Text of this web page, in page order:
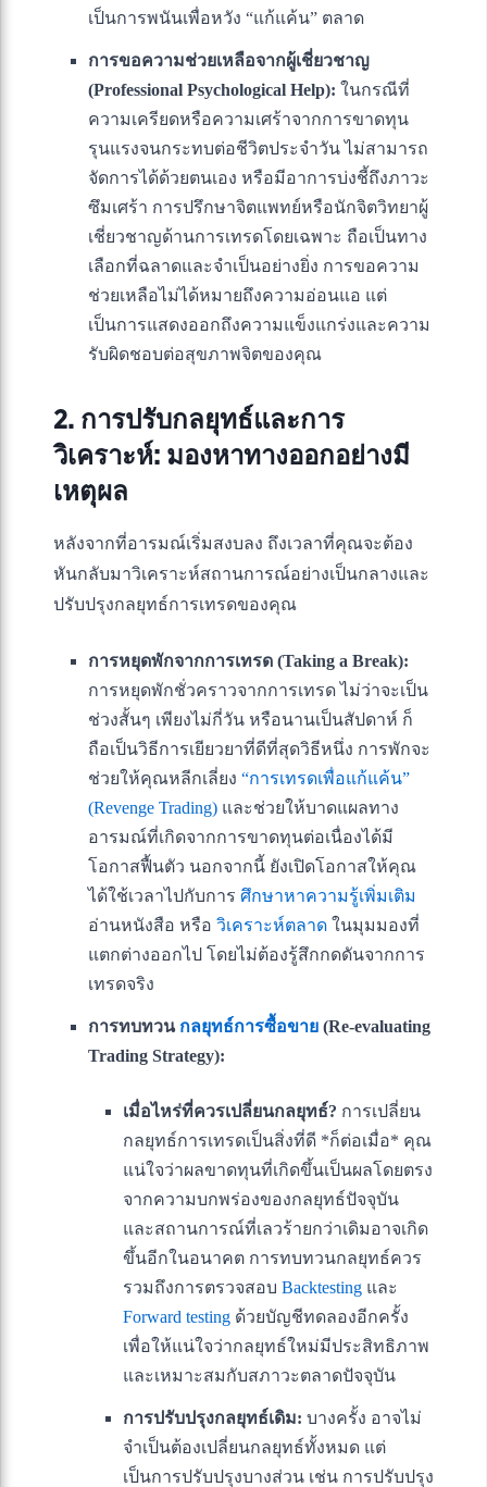
เป็นการพนันเพื่อหวัง “แก้แค้น” ตลาด
การขอความช่วยเหลือจากผู้เชี่ยวชาญ
(Professional Psychological Help): ในกรณีที่
ความเครียดหรือความเศร้าจากการขาดทุน
รุนแรงจนกระทบต่อชีวิตประจำวัน ไม่สามารถ
จัดการได้ด้วยตนเอง หรือมีอาการบ่งชี้ถึงภาวะ
ซึมเศร้า การปรึกษาจิตแพทย์หรือนักจิตวิทยาผู้
เชี่ยวชาญด้านการเทรดโดยเฉพาะ ถือเป็นทาง
เลือกที่ฉลาดและจำเป็นอย่างยิ่ง การขอความ
ช่วยเหลือไม่ได้หมายถึงความอ่อนแอ แต่
เป็นการแสดงออกถึงความแข็งแกร่งและความ
รับผิดชอบต่อสุขภาพจิตของคุณ
2. การปรับกลยุทธ์และการ
วิเคราะห์: มองหาทางออกอย่างมี
เหตุผล
หลังจากที่อารมณ์เริ่มสงบลง ถึงเวลาที่คุณจะต้อง
หันกลับมาวิเคราะห์สถานการณ์อย่างเป็นกลางและ
ปรับปรุงกลยุทธ์การเทรดของคุณ
การหยุดพักจากการเทรด (Taking a Break):
การหยุดพักชั่วคราวจากการเทรด ไม่ว่าจะเป็น
ช่วงสั้นๆ เพียงไม่กี่วัน หรือนานเป็นสัปดาห์ ก็
ถือเป็นวิธีการเยียวยาที่ดีที่สุดวิธีหนึ่ง การพักจะ
ช่วยให้คุณหลีกเลี่ยง “การเทรดเพื่อแก้แค้น”
(Revenge Trading) และช่วยให้บาดแผลทาง
อารมณ์ที่เกิดจากการขาดทุนต่อเนื่องได้มี
โอกาสฟื้นตัว นอกจากนี้ ยังเปิดโอกาสให้คุณ
ได้ใช้เวลาไปกับการ ศึกษาหาความรู้เพิ่มเติม
อ่านหนังสือ หรือ วิเคราะห์ตลาด ในมุมมองที่
แตกต่างออกไป โดยไม่ต้องรู้สึกกดดันจากการ
เทรดจริง
การทบทวน กลยุทธ์การซื้อขาย (Re-evaluating
Trading Strategy):
เมื่อไหร่ที่ควรเปลี่ยนกลยุทธ์? การเปลี่ยน
กลยุทธ์การเทรดเป็นสิ่งที่ดี *ก็ต่อเมื่อ* คุณ
แน่ใจว่าผลขาดทุนที่เกิดขึ้นเป็นผลโดยตรง
จากความบกพร่องของกลยุทธ์ปัจจุบัน
และสถานการณ์ที่เลวร้ายกว่าเดิมอาจเกิด
ขึ้นอีกในอนาคต การทบทวนกลยุทธ์ควร
รวมถึงการตรวจสอบ Backtesting และ
Forward testing ด้วยบัญชีทดลองอีกครั้ง
เพื่อให้แน่ใจว่ากลยุทธ์ใหม่มีประสิทธิภาพ
และเหมาะสมกับสภาวะตลาดปัจจุบัน
การปรับปรุงกลยุทธ์เดิม: บางครั้ง อาจไม่
จำเป็นต้องเปลี่ยนกลยุทธ์ทั้งหมด แต่
เป็นการปรับปรุงบางส่วน เช่น การปรับปรุง